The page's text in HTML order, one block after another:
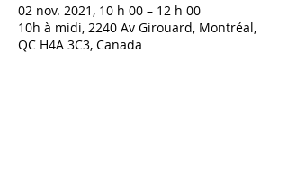
02 nov. 2021, 10 h 00 – 12 h 00
10h à midi, 2240 Av Girouard, Montréal,
QC H4A 3C3, Canada